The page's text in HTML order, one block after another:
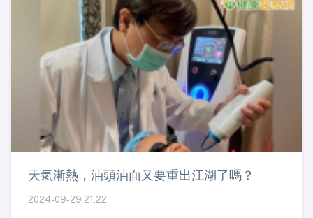
天氣漸熱，油頭油面又要重出江湖了嗎？
2024-09-29 21:22